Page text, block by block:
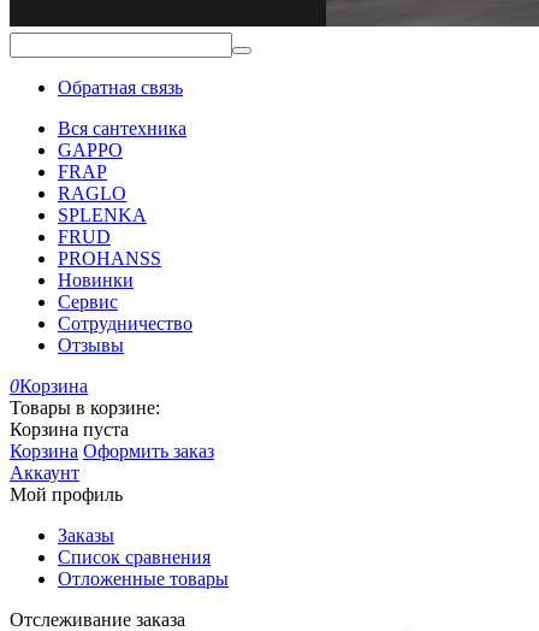
Обратная связь
Вся сантехника
GAPPO
FRAP
RAGLO
SPLENKA
FRUD
PROHANSS
Новинки
Сервис
Сотрудничество
Отзывы
0Корзина
Товары в корзине:
Корзина пуста
Корзина Оформить заказ
Аккаунт
Мой профиль
Заказы
Список сравнения
Отложенные товары
Отслеживание заказа